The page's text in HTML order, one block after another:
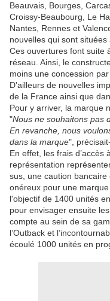
Beauvais, Bourges,
Croissy-Beaubourg, Le
Nantes, Rennes et
nouvelles qui sont
Ces ouvertures font suite
réseau. Ainsi, le
moins une concession par
D'ailleurs de nouvelles
de la France ainsi que
Pour y arriver, la marque
"Nous ne souhaitons pas
En revanche, nous
dans la marque",
En effet, les frais
représentation
sus, une caution
onéreux pour une
l'objectif de 1400 unités
pour envisager ensuite
compte au sein de sa
l’Outback et
écoulé 1000 unités en